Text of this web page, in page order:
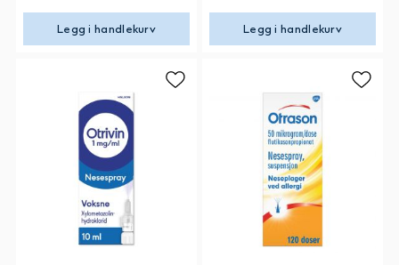
Legg i handlekurv Legg i handlekurv